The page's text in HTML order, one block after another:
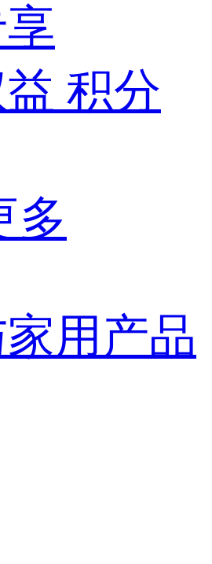
积分
多
用产品